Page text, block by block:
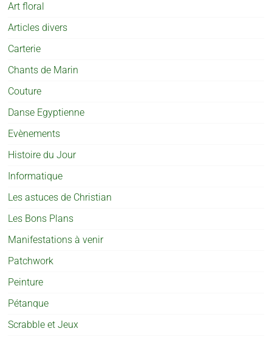
Art floral
Articles divers
Carterie
Chants de Marin
Couture
Danse Egyptienne
Evènements
Histoire du Jour
Informatique
Les astuces de Christian
Les Bons Plans
Manifestations à venir
Patchwork
Peinture
Pétanque
Scrabble et Jeux